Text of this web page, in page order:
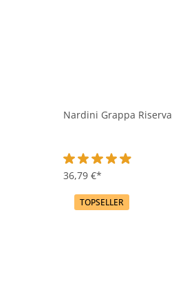
Nardini Grappa
Durchschnittliche
36,79 €*
TOPSELLER